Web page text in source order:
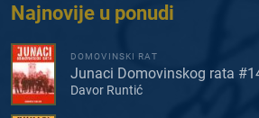
Najnovije u ponudi
DOMOVINSKI RAT
Junaci Domovinskog rata
Davor Runtić